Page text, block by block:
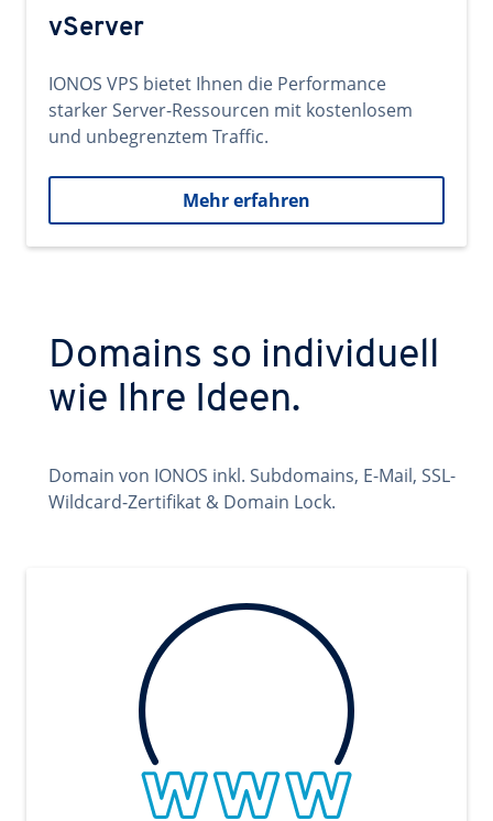
vServer
IONOS VPS bietet Ihnen die Performance
starker Server-Ressourcen mit kostenlosem
und unbegrenztem Traffic.
Mehr erfahren
Domains so individuell
wie Ihre Ideen.
Domain von IONOS inkl. Subdomains, E-Mail, SSL-
Wildcard-Zertifikat & Domain Lock.